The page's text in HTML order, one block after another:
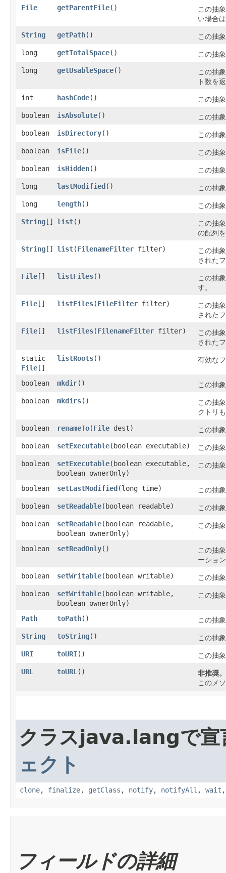
File getParentFile()
この抽
い場合は
String
getPath()
この抽
long
getTotalSpace()
この抽
long
getUsableSpace()
この抽
ト数を
int
hashCode()
この抽
boolean
isAbsolute()
この抽
boolean
isDirectory()
この抽
boolean
isFile()
この抽
boolean
isHidden()
この抽
long
lastModified()
この抽
long
length()
この抽
String[] list()
この抽
の配列
String[] list​(FilenameFilter filter)
この抽
された
File[] listFiles()
この抽
す。
File[] listFiles​(FileFilter filter)
この抽
された
File[] listFiles​(FilenameFilter filter)
この抽
された
static
File[]
listRoots() 有効な
boolean mkdir()
この抽
boolean
mkdirs()
この抽
クトリ
boolean
renameTo​(File dest)
この抽
boolean
setExecutable​(boolean executable)
この抽
boolean
setExecutable​(boolean executable,
boolean ownerOnly)
この抽
boolean setLastModified​(long time)
この抽
boolean
setReadable​(boolean readable)
この抽
boolean
setReadable​(boolean readable,
boolean ownerOnly)
この抽
boolean setReadOnly()
この抽
ーショ
boolean
setWritable​(boolean writable)
この抽
boolean
setWritable​(boolean writable,
boolean ownerOnly)
この抽
Path toPath()
この抽
String
toString()
この抽
URI
toURI()
この抽
URL
toURL ()
非推奨。
このメ
クラスjava.langで宣
ェクト
clone, finalize, getClass , notify, notifyAll , wait
フィールドの詳細